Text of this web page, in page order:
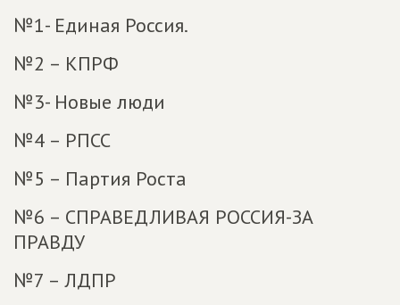
№1- Единая Россия.
№2 – КПРФ
№3- Новые люди
№4 – РПСС
№5 – Партия Роста
№6 – СПРАВЕДЛИВАЯ РОССИЯ-ЗА
ПРАВДУ
№7 – ЛДПР